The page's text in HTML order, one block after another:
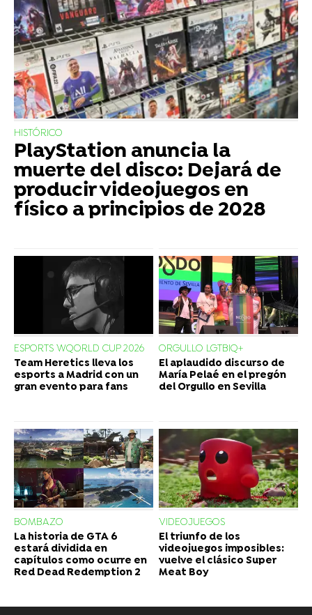
HISTÓRICO
PlayStation anuncia la
muerte del disco: Dejará de
producir videojuegos en
físico a principios de 2028
ESPORTS WQORLD CUP 2026
Team Heretics lleva los
esports a Madrid con un
gran evento para fans
ORGULLO LGTBIQ+
El aplaudido discurso de
María Pelaé en el pregón
del Orgullo en Sevilla
BOMBAZO
La historia de GTA 6
estará dividida en
capítulos como ocurre en
Red Dead Redemption 2
VIDEOJUEGOS
El triunfo de los
videojuegos imposibles:
vuelve el clásico Super
Meat Boy